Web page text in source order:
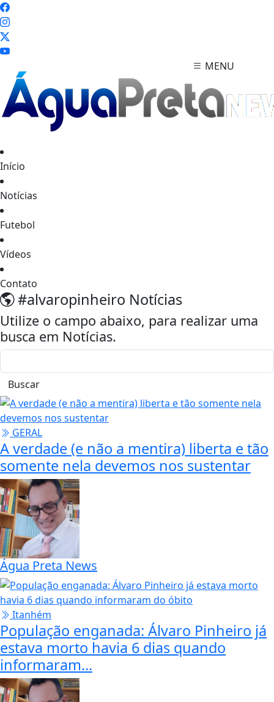
MENU
Início
Notícias
Futebol
Vídeos
Contato
#alvaropinheiro Notícias
Utilize o campo abaixo, para realizar uma
busca em Notícias.
Buscar
GERAL
A verdade (e não a mentira) liberta e tão
somente nela devemos nos sustentar
Água Preta News
Itanhém
População enganada: Álvaro Pinheiro já
estava morto havia 6 dias quando
informaram...